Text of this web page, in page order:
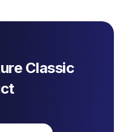
Classic